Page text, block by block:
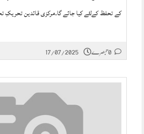
کے تحفظ کےلئے کیا جائے گا۔مرکزی قائدین تحریکِ
17/07/2025